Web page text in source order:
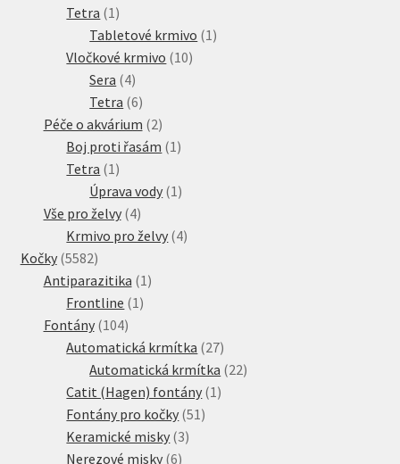
Tetra 1 1
produkt
Tabletové krmivo 1 1
Vločkové krmivo 1010
Sera 44
produkty
Tetra 66
produktů
Péče o akvárium 22
produkty
Boj proti řasám 1 1
Tetra 1 1
produkt
Úprava vody 1 1
Vše pro želvy 44
produkty
Krmivo pro želvy 44
Kočky 55825582
produktů
Antiparazitika 1 1
Frontline 1 1
Fontány 104104
produktů
Automatická krmítka 2727
produktů
Automatická krmítka 2222
Catit (Hagen) fontány 1 1
Fontány pro kočky 51 51
Keramické misky 33
Nerezové misky 66